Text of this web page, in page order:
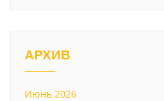
АРХИВ
Июнь 2026